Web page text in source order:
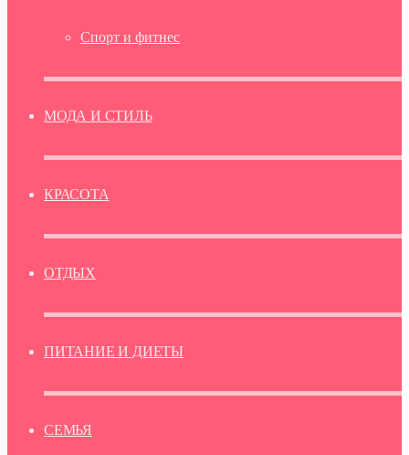
Спорт и фитнес
МОДА И СТИЛЬ
КРАСОТА
ОТДЫХ
ПИТАНИЕ И ДИЕТЫ
СЕМЬЯ